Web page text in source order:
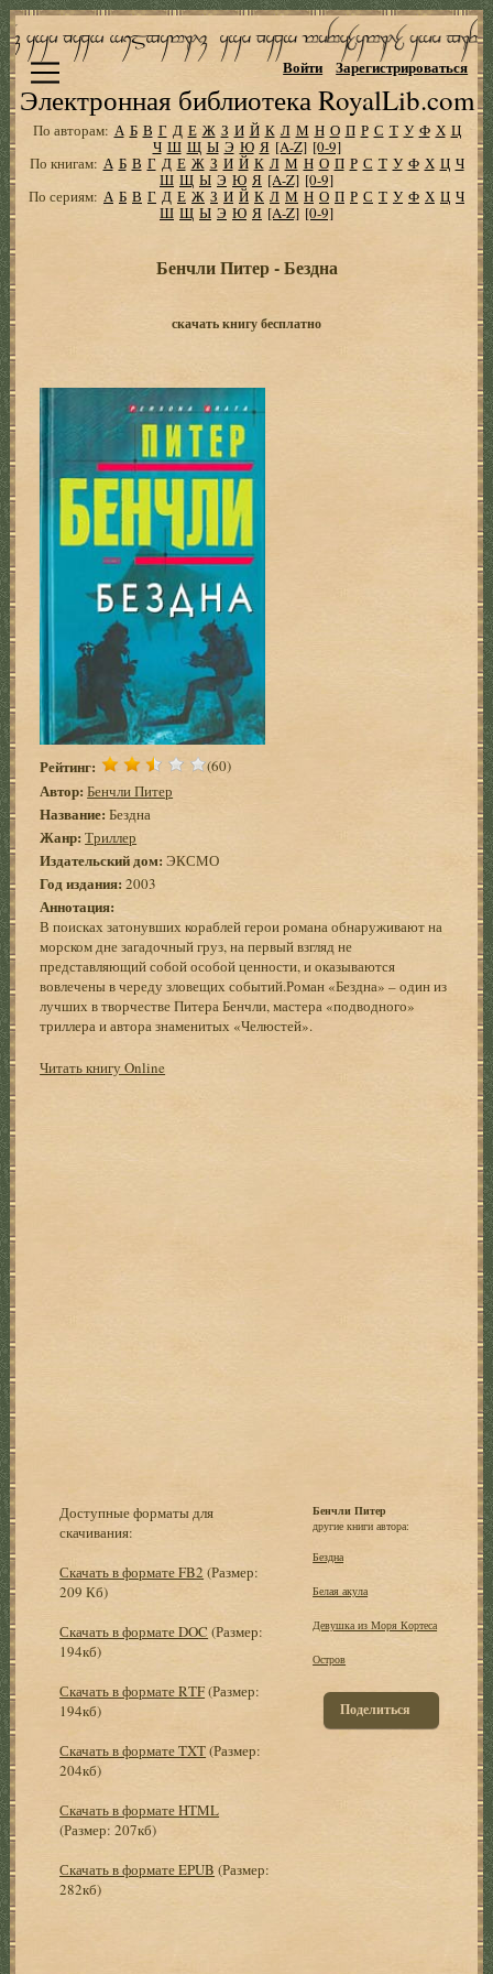
Электронная библиотека RoyalLib.com
Войти Зарегистрироваться
По авторам: А Б В Г Д Е Ж З И Й К Л М Н О П Р С Т У Ф Х Ц
Ч Ш Щ Ы Э Ю Я [A-Z] [0-9]
По книгам: А Б В Г Д Е Ж З И Й К Л М Н О П Р С Т У Ф Х Ц Ч
Ш Щ Ы Э Ю Я [A-Z] [0-9]
По сериям: А Б В Г Д Е Ж З И Й К Л М Н О П Р С Т У Ф Х Ц Ч
Ш Щ Ы Э Ю Я [A-Z] [0-9]
Бенчли Питер - Бездна
скачать книгу бесплатно
Рейтинг: (60)
Автор: Бенчли Питер
Название: Бездна
Жанр: Триллер
Издательский дом: ЭКСМО
Год издания: 2003
Аннотация:
В поисках затонувших кораблей герои романа обнаруживают на
морском дне загадочный груз, на первый взгляд не
представляющий собой особой ценности, и оказываются
вовлечены в череду зловещих событий.Роман «Бездна» – один из
лучших в творчестве Питера Бенчли, мастера «подводного»
триллера и автора знаменитых «Челюстей».
Читать книгу Online
Доступные форматы для
скачивания:
Скачать в формате FB2 (Размер:
209 Кб)
Скачать в формате DOC (Размер:
194кб)
Скачать в формате RTF(Размер:
194кб)
Скачать в формате TXT(Размер:
204кб)
Скачать в формате HTML
(Размер: 207кб)
Скачать в формате EPUB (Размер:
282кб)
Бенчли Питер
другие книги автора:
Бездна
Белая акула
Девушка из Моря Кортеса
Остров
Поделиться